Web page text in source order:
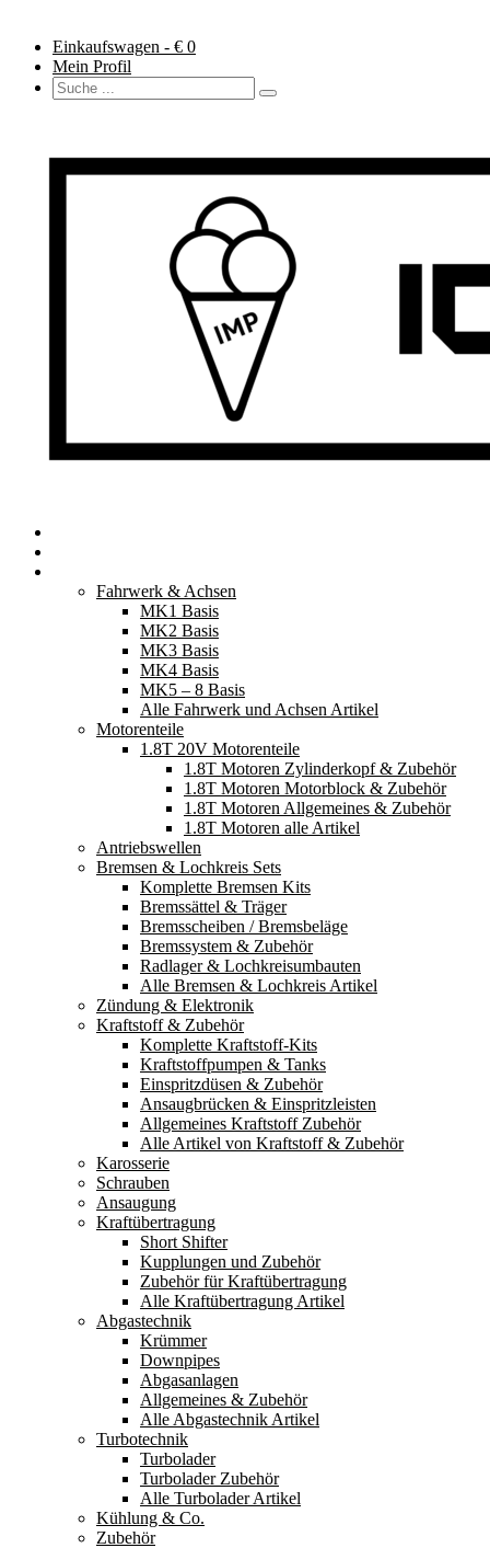
Einkaufswagen - € 0
Mein Profil
Fahrwerk & Achsen
MK1 Basis
MK2 Basis
MK3 Basis
MK4 Basis
MK5 – 8 Basis
Alle Fahrwerk und Achsen Artikel
Motorenteile
1.8T 20V Motorenteile
1.8T Motoren Zylinderkopf & Zubehör
1.8T Motoren Motorblock & Zubehör
1.8T Motoren Allgemeines & Zubehör
1.8T Motoren alle Artikel
Antriebswellen
Bremsen & Lochkreis Sets
Komplette Bremsen Kits
Bremssättel & Träger
Bremsscheiben / Bremsbeläge
Bremssystem & Zubehör
Radlager & Lochkreisumbauten
Alle Bremsen & Lochkreis Artikel
Zündung & Elektronik
Kraftstoff & Zubehör
Komplette Kraftstoff-Kits
Kraftstoffpumpen & Tanks
Einspritzdüsen & Zubehör
Ansaugbrücken & Einspritzleisten
Allgemeines Kraftstoff Zubehör
Alle Artikel von Kraftstoff & Zubehör
Karosserie
Schrauben
Ansaugung
Kraftübertragung
Short Shifter
Kupplungen und Zubehör
Zubehör für Kraftübertragung
Alle Kraftübertragung Artikel
Abgastechnik
Krümmer
Downpipes
Abgasanlagen
Allgemeines & Zubehör
Alle Abgastechnik Artikel
Turbotechnik
Turbolader
Turbolader Zubehör
Alle Turbolader Artikel
Kühlung & Co.
Zubehör